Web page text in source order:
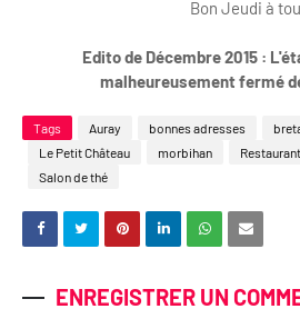
Bon Jeudi à
Edito de Décembre 2015 :
malheureusement fermé
Tags Auray bonnes adresses
Le Petit Château
morbihan Restaurant
Salon de thé
ENREGISTRER UN